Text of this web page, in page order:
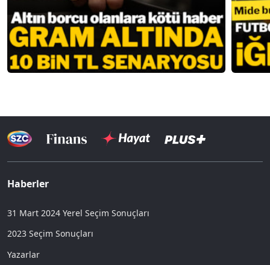
Haberler
31 Mart 2024 Yerel Seçim Sonuçları
2023 Seçim Sonuçları
Yazarlar